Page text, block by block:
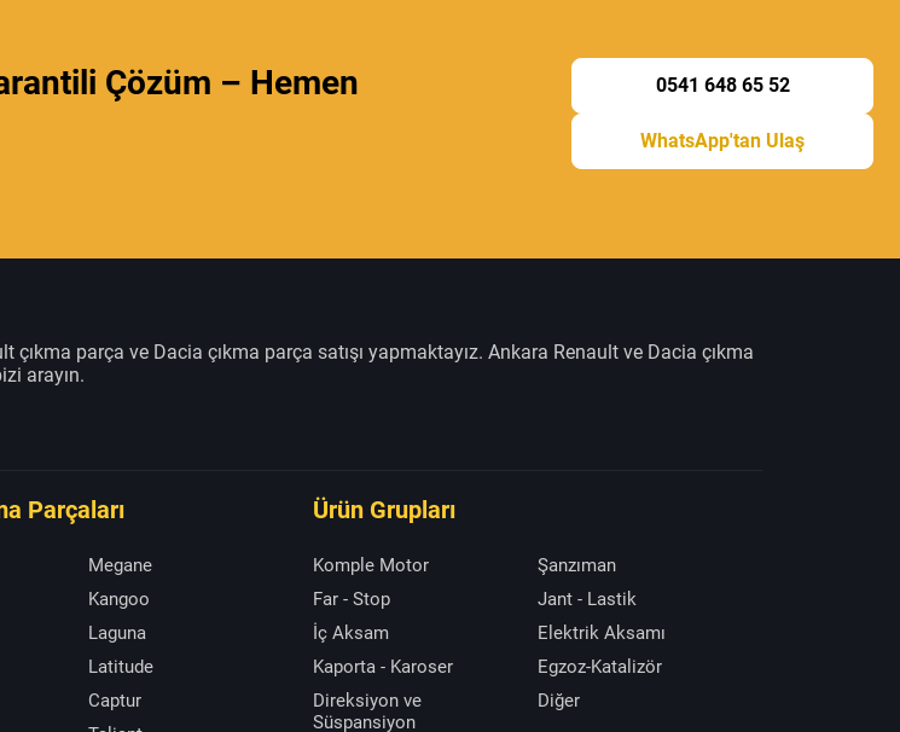
Çözüm – Hemen
0541 648 65 52
WhatsApp'tan Ulaş
çıkma parça ve Dacia çıkma parça satışı yapmaktayız. Ankara Renault ve Dacia çıkma
arayın.
Parçaları
Megane
Kangoo
Laguna
Latitude
Captur
Ürün Grupları
Komple Motor
Şanzıman
Far - Stop
Jant - Lastik
İç Aksam
Elektrik Aksamı
Kaporta - Karoser
Egzoz-Katalizör
Direksiyon ve
Süspansiyon
Diğer